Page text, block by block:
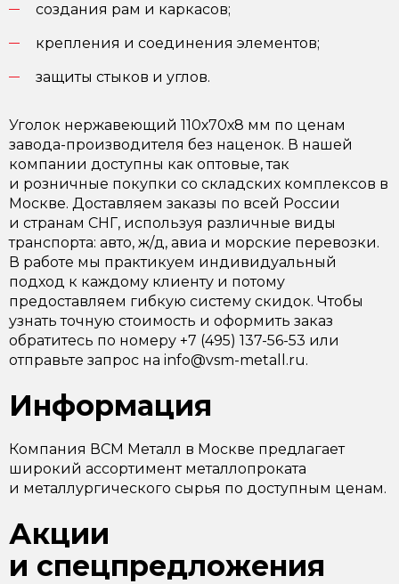
создания рам и каркасов;
крепления и соединения элементов;
защиты стыков и углов.
Уголок нержавеющий 110х70х8 мм по ценам
завода-производителя без наценок. В нашей
компании доступны как оптовые, так
и розничные покупки со складских комплексов в
Москве. Доставляем заказы по всей России
и странам СНГ, используя различные виды
транспорта: авто, ж/д, авиа и морские перевозки.
В работе мы практикуем индивидуальный
подход к каждому клиенту и потому
предоставляем гибкую систему скидок. Чтобы
узнать точную стоимость и оформить заказ
обратитесь по номеру +7 (495) 137-56-53 или
отправьте запрос на info@vsm-metall.ru.
Информация
Компания ВСМ Металл в Москве предлагает
широкий ассортимент металлопроката
и металлургического сырья по доступным ценам.
Акции
и спецпредложения